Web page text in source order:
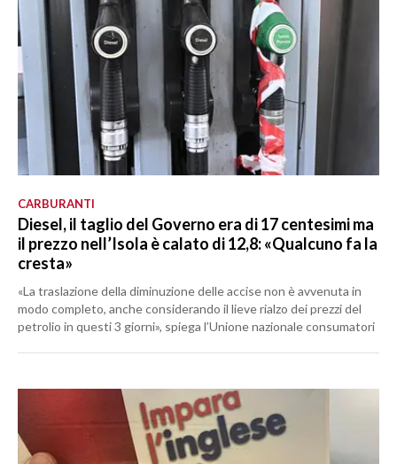
CARBURANTI
Diesel, il taglio del Governo era di 17 centesimi ma
il prezzo nell’Isola è calato di 12,8: «Qualcuno fa la
cresta»
«La traslazione della diminuzione delle accise non è avvenuta in
modo completo, anche considerando il lieve rialzo dei prezzi del
petrolio in questi 3 giorni», spiega l’Unione nazionale consumatori